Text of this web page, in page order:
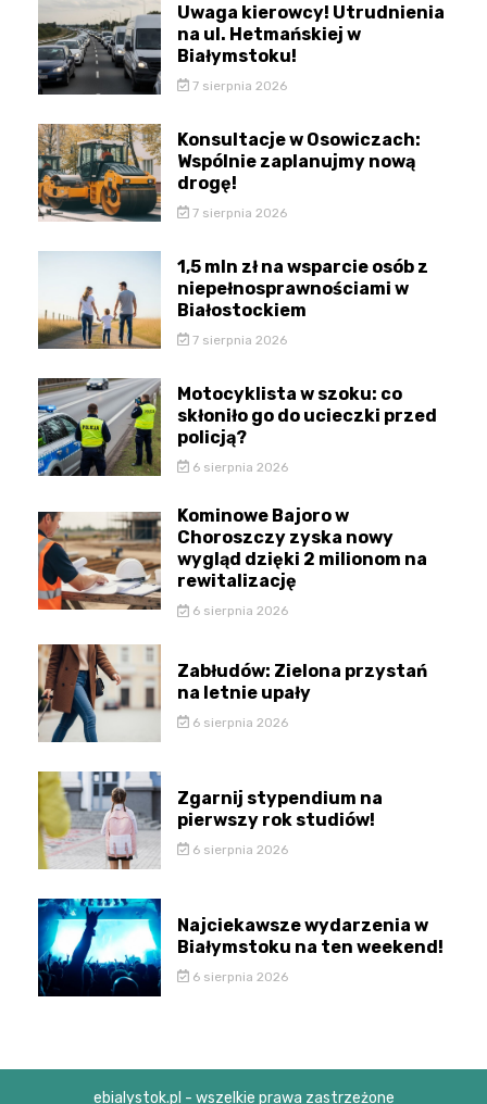
Uwaga kierowcy! Utrudnienia
na ul. Hetmańskiej w
Białymstoku!
7 sierpnia 2026
Konsultacje w Osowiczach:
Wspólnie zaplanujmy nową
drogę!
7 sierpnia 2026
1,5 mln zł na wsparcie osób z
niepełnosprawnościami w
Białostockiem
7 sierpnia 2026
Motocyklista w szoku: co
skłoniło go do ucieczki przed
policją?
6 sierpnia 2026
Kominowe Bajoro w
Choroszczy zyska nowy
wygląd dzięki 2 milionom na
rewitalizację
6 sierpnia 2026
Zabłudów: Zielona przystań
na letnie upały
6 sierpnia 2026
Zgarnij stypendium na
pierwszy rok studiów!
6 sierpnia 2026
Najciekawsze wydarzenia w
Białymstoku na ten weekend!
6 sierpnia 2026
ebialystok.pl - wszelkie prawa zastrzeżone